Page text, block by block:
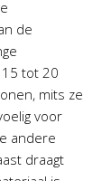
de
tot 20
mits ze
voor
andere
draagt